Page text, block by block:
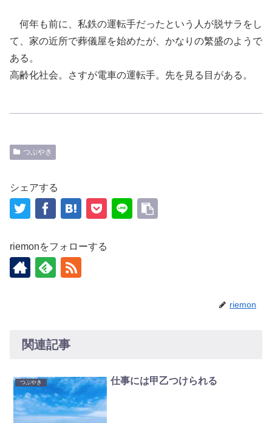
何年も前に、私鉄の運転手だったという人が脱サラをし
て、家の近所で葬儀屋を始めたが、かなりの繁盛のようで
ある。
高齢化社会。さすが電車の運転手。先を見る目がある。
つぶやき
シェアする
riemonをフォローする
riemon
関連記事
つぶやき 仕事には甲乙つけられる